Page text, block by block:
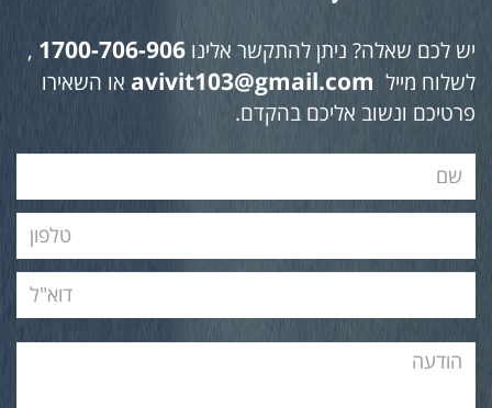
יש לכם שאלה? ניתן להתקשר אלינו 1700-706-906
,
לשלוח מייל avivit103@gmail.com או השאירו
פרטיכם ונשוב אליכם בהקדם.